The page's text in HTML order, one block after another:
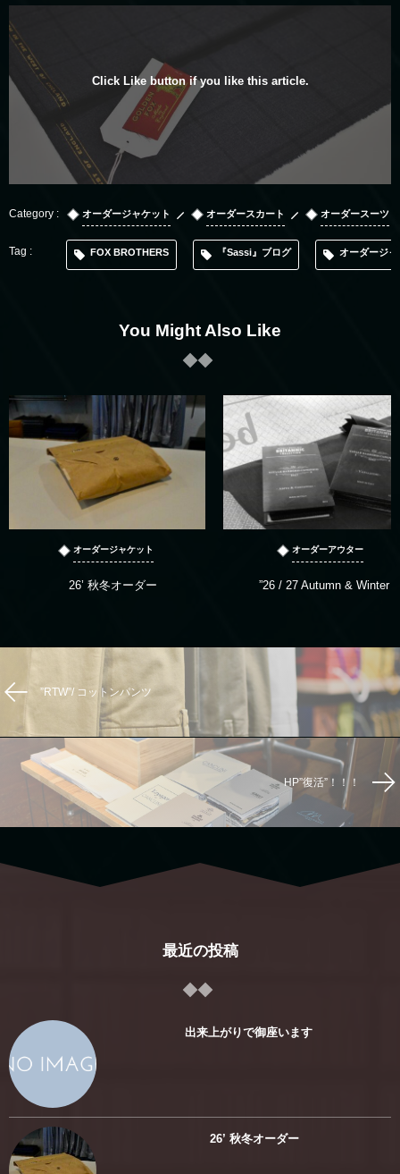
Click Like button if you like this article.
オーダージャケット オーダースカート オーダースーツ
FOX BROTHERS 『Sassi』ブログ オーダージ
You Might Also Like
オーダージャケット
26’ 秋冬オーダー
オーダーアウター
”26 / 27 Autumn & Winter “
”RTW”/ コットンパンツ
HP”復活”！！！
最近の投稿
出来上がりで御座います
26’ 秋冬オーダー